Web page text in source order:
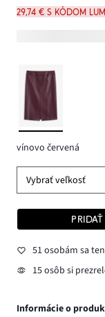
29,74 € s kódom
vínovo červená
Vybrať veľkosť
51 osobám sa
15 osôb si
Informácie o